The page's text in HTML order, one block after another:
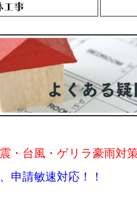
・台風・ゲリラ豪雨対
申請敏速対応！！